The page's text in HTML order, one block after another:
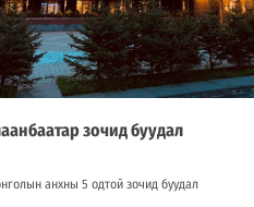
зочид буудал
анхны 5 одтой зочид буудал